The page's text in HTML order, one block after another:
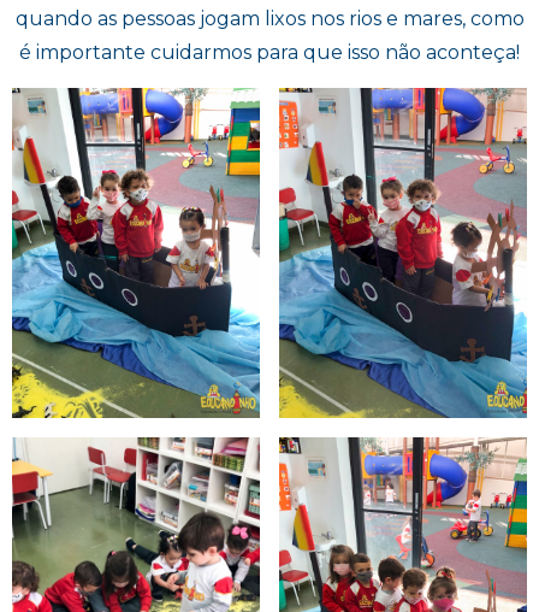
quando as pessoas jogam lixos nos rios e mares, como
é importante cuidarmos para que isso não aconteça!